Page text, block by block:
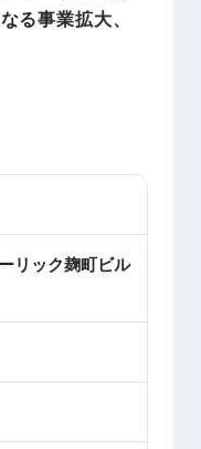
る事業拡大、
リック麹町ビル